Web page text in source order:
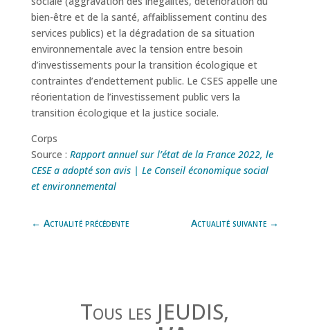
bien-être et de la santé, affaiblissement continu des
services publics) et la dégradation de sa situation
environnementale avec la tension entre besoin
d’investissements pour la transition écologique et
contraintes d’endettement public. Le CSES appelle une
réorientation de l’investissement public vers la
transition écologique et la justice sociale.
Corps
Source : Rapport annuel sur l’état de la France 2022, le
CESE a adopté son avis | Le Conseil économique social
et environnemental
← Actualité précédente Actualité suivante →
Tous les JEUDIS,